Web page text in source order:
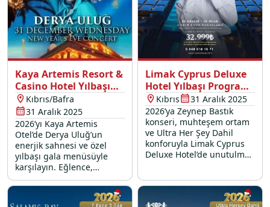
Kaya Artemis Resort &
Casino Hotel Yılbaşı
Programı 2026
Kıbrıs/Bafra
31 Aralık 2025
2026’yı Kaya Artemis
Otel’de Derya Uluğ’un
enerjik sahnesi ve özel
yılbaşı gala menüsüyle
karşılayın. Eğlence,
şampanya ve unutulmaz
anılar sizi bekliyor!
Limak Cyprus Deluxe
Hotel Yılbaşı Programı
2026Kıbrıs
31 Aralık 2025
2026’ya Zeynep Bastık
konseri, muhteşem ortam
ve Ultra Her Şey Dahil
konforuyla Limak Cyprus
Deluxe Hotel’de unutulmaz